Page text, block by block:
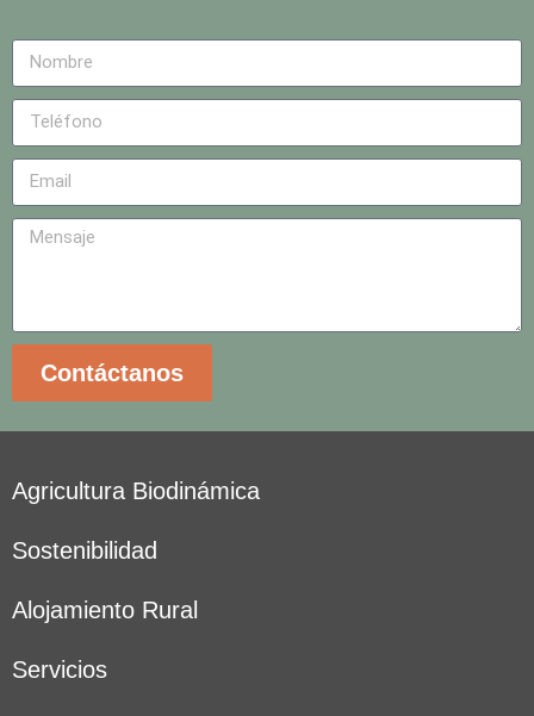
Contáctanos
Agricultura Biodinámica
Sostenibilidad
Alojamiento Rural
Servicios